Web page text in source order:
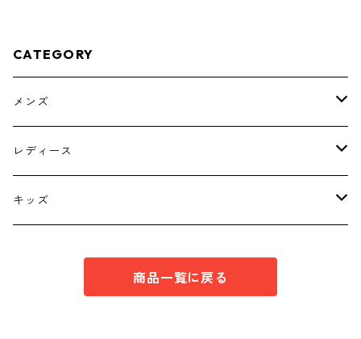
CATEGORY
メンズ
トップス
ボトムス
レディース
トップス
キッズ
商品一覧に戻る